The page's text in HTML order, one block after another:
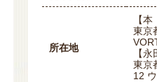
所在地
【
東京
【
東京
12